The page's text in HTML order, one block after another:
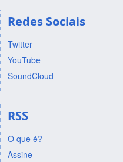
Redes Sociais
Twitter
YouTube
SoundCloud
RSS
O que é?
Assine